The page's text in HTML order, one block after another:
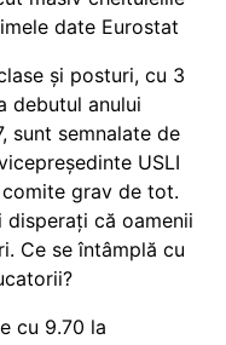
date Eurostat
și posturi, cu 3
debutul anului
sunt semnalate de
USLI
grav de tot.
disperați că oamenii
Ce se întâmplă cu
cu 9.70 la